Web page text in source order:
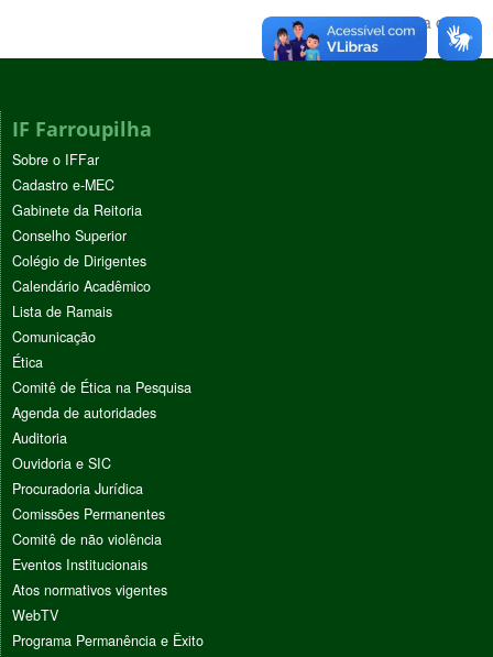
Voltar para o topo
IF Farroupilha
Sobre o IFFar
Cadastro e-MEC
Gabinete da Reitoria
Conselho Superior
Colégio de Dirigentes
Calendário Acadêmico
Lista de Ramais
Comunicação
Ética
Comitê de Ética na Pesquisa
Agenda de autoridades
Auditoria
Ouvidoria e SIC
Procuradoria Jurídica
Comissões Permanentes
Comitê de não violência
Eventos Institucionais
Atos normativos vigentes
WebTV
Programa Permanência e Êxito